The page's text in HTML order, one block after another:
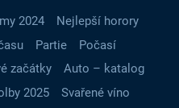
2024
Nejlepší horory
Partie
Počasí
začátky
Auto – katalog
2025
Svařené víno